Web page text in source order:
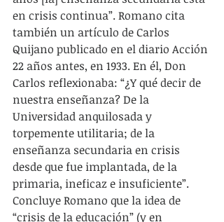
en crisis continua”. Romano cita
también un artículo de Carlos
Quijano publicado en el diario Acción
22 años antes, en 1933. En él, Don
Carlos reflexionaba: “¿Y qué decir de
nuestra enseñanza? De la
Universidad anquilosada y
torpemente utilitaria; de la
enseñanza secundaria en crisis
desde que fue implantada, de la
primaria, ineficaz e insuficiente”.
Concluye Romano que la idea de
“crisis de la educación” (y en